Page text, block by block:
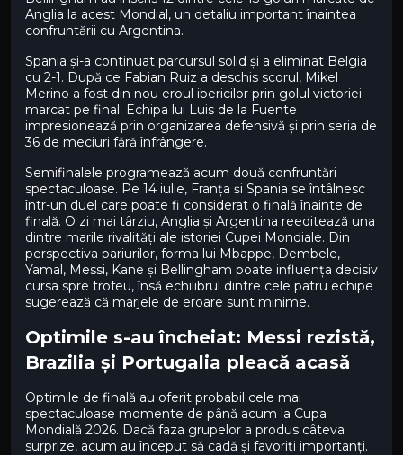
Anglia la acest Mondial, un detaliu important înaintea
confruntării cu Argentina.
Spania și-a continuat parcursul solid și a eliminat Belgia
cu 2-1. După ce Fabian Ruiz a deschis scorul, Mikel
Merino a fost din nou eroul ibericilor prin golul victoriei
marcat pe final. Echipa lui Luis de la Fuente
impresionează prin organizarea defensivă și prin seria de
36 de meciuri fără înfrângere.
Semifinalele programează acum două confruntări
spectaculoase. Pe 14 iulie, Franța și Spania se întâlnesc
într-un duel care poate fi considerat o finală înainte de
finală. O zi mai târziu, Anglia și Argentina reeditează una
dintre marile rivalități ale istoriei Cupei Mondiale. Din
perspectiva pariurilor, forma lui Mbappe, Dembele,
Yamal, Messi, Kane și Bellingham poate influența decisiv
cursa spre trofeu, însă echilibrul dintre cele patru echipe
sugerează că marjele de eroare sunt minime.
Optimile s-au încheiat: Messi rezistă,
Brazilia și Portugalia pleacă acasă
Optimile de finală au oferit probabil cele mai
spectaculoase momente de până acum la Cupa
Mondială 2026. Dacă faza grupelor a produs câteva
surprize, acum au început să cadă și favoriți importanți.